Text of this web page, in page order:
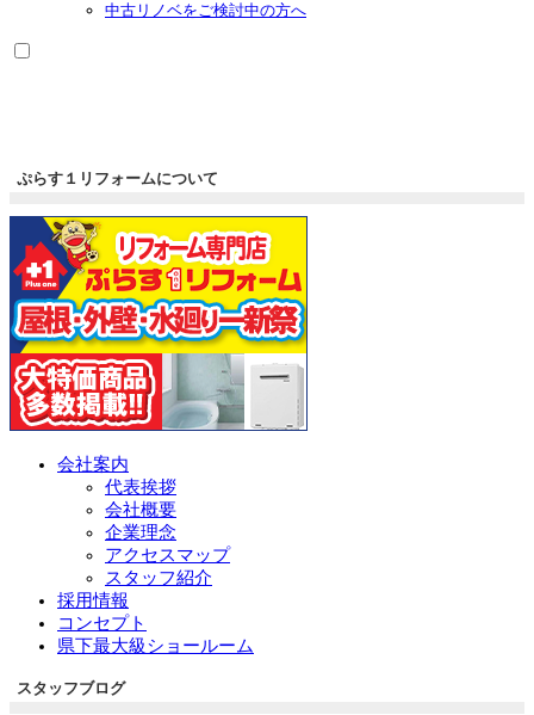
中古リノベをご検討中の方へ
ぷらす１リフォームについて
会社案内
代表挨拶
会社概要
企業理念
アクセスマップ
スタッフ紹介
採用情報
コンセプト
県下最大級ショールーム
スタッフブログ